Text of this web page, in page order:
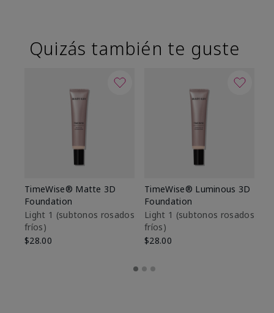
Quizás también te guste
TimeWise® Matte 3D
Foundation
Light 1​ (subtonos rosados
fríos)
$28.00
TimeWise® Luminous 3D
Foundation
Light 1​ (subtonos rosados
fríos)
$28.00